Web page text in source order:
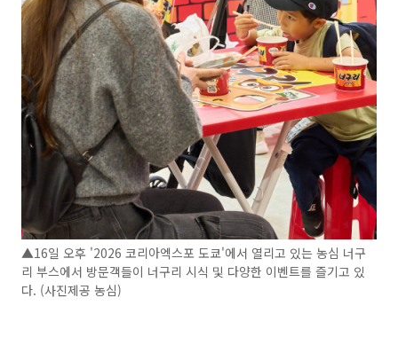
▲16일 오후 '2026 코리아엑스포 도쿄'에서 열리고 있는 농심 너구
리 부스에서 방문객들이 너구리 시식 및 다양한 이벤트를 즐기고 있
다. (사진제공 농심)